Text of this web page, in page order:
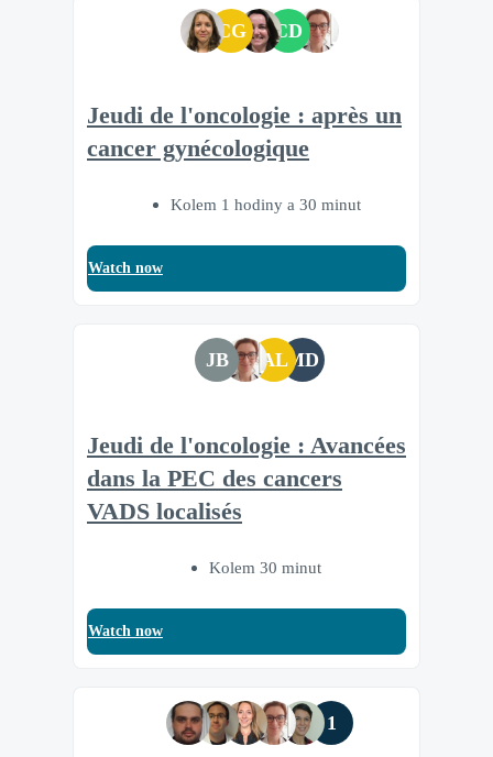
CG CD
Jeudi de l'oncologie : après un
cancer gynécologique
Kolem 1 hodiny a 30 minut
Watch now
JB ALMD
Jeudi de l'oncologie : Avancées
dans la PEC des cancers
VADS localisés
Kolem 30 minut
Watch now
1